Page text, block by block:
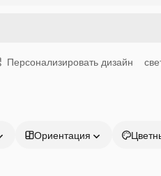
Персонализировать дизайн
Ориентация